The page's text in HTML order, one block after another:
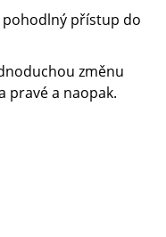
pohodlný přístup do
změnu
pravé a naopak.